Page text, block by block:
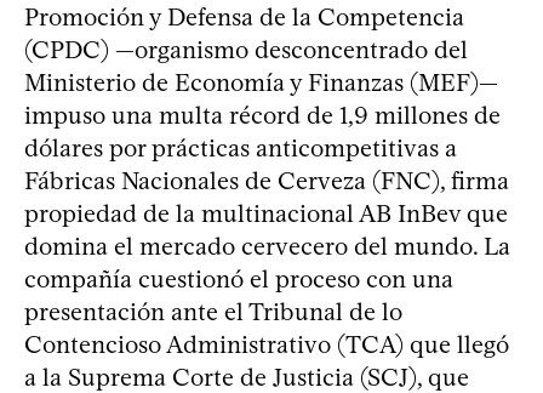
Promoción y Defensa de la Competencia
(CPDC) —organismo desconcentrado del
Ministerio de Economía y Finanzas (MEF)—
impuso una multa récord de 1,9 millones de
dólares por prácticas anticompetitivas a
Fábricas Nacionales de Cerveza (FNC), firma
propiedad de la multinacional AB InBev que
domina el mercado cervecero del mundo. La
compañía cuestionó el proceso con una
presentación ante el Tribunal de lo
Contencioso Administrativo (TCA) que llegó
a la Suprema Corte de Justicia (SCJ), que